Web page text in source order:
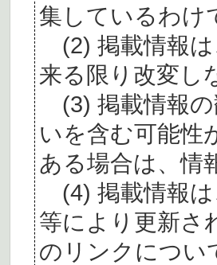
集しているわけ
(2) 掲載情報は
来る限り改変し
(3) 掲載情報の
いを含む可能性
ある場合は、情
(4) 掲載情報は
等により更新さ
のリンクについ